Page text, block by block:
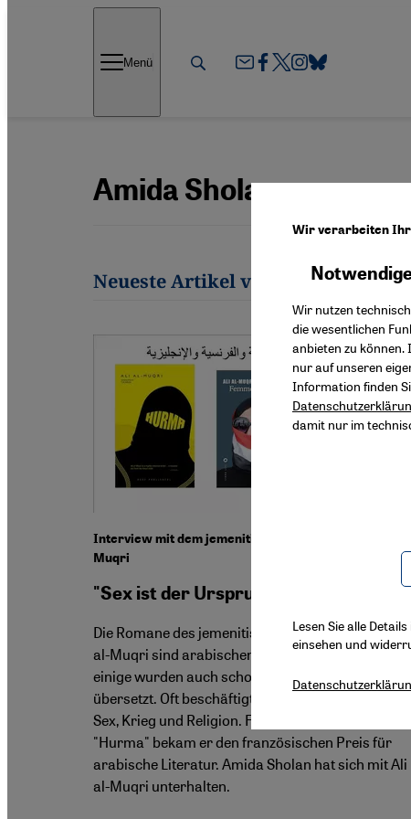
Menü
Amida Sholan
Neueste Artikel von Amida Sholan
Interview mit dem jemenitischen Schriftsteller Ali al-
Muqri
"Sex ist der Ursprung allen Lebens"
Die Romane des jemenitischen Schriftstellers Ali
al-Muqri sind arabischen Lesern gut bekannt, und
einige wurden auch schon in andere Sprachen
übersetzt. Oft beschäftigt er sich mit Themen wie
Sex, Krieg und Religion. Für seinen neuen Roman
"Hurma" bekam er den französischen Preis für
arabische Literatur. Amida Sholan hat sich mit Ali
al-Muqri unterhalten.
Wir verarbeiten
Wir nutzen
die wesentlichen
anbieten zu
nur auf unseren
Information finden
damit nur im
Lesen Sie alle
einsehen und